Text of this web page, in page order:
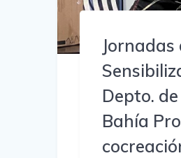
Jornadas
Depto.
Bahía